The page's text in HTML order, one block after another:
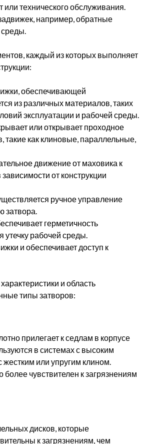
технического обслуживания.
например, обратные
среды.
каждый из которых выполняет
обеспечивающей
из различных материалов, таких
эксплуатации и рабочей среды.
или открывает проходное
как клиновые, параллельные,
движение от маховика к
от конструкции
ручное управление
затвора.
герметичность
рабочей среды.
и обеспечивает доступ к
и область
типы затворов:
прилегает к седлам в корпусе
в системах с высоким
или упругим клином.
чувствителен к загрязнениям
дисков, которые
к загрязнениям, чем